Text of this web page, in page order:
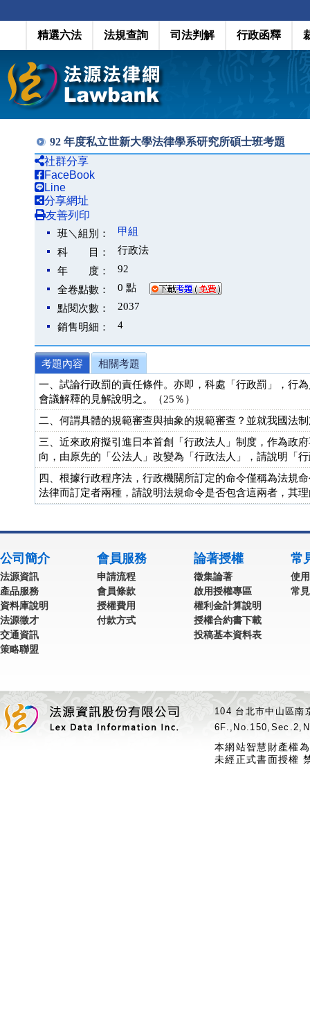
精選六法 法規查詢 司法判解 行政函釋
92 年度私立世新大學法律學系研究所碩士班考題
社群分享
FaceBook
Line
分享網址
友善列印
班＼組別：
甲組
科 目：
行政法
年 度：
92
全卷點數：
0 點
點閱次數：
2037
銷售明細：
4
考題內容
相關考題
一、試論行政罰的責任條件。亦即，科處「行政罰」，行
會議解釋的見解說明之。（25％）
二、何謂具體的規範審查與抽象的規範審查？並就我國法
三、近來政府擬引進日本首創「行政法人」制度，作為政
向，由原先的「公法人」改變為「行政法人」，請說明「
四、根據行政程序法，行政機關所訂定的命令僅稱為法規
法律而訂定者兩種，請說明法規命令是否包含這兩者，其
公司簡介
法源資訊
產品服務
資料庫說明
法源徵才
交通資訊
策略聯盟
會員服務
申請流程
會員條款
授權費用
付款方式
論著授權
徵集論著
啟用授權專區
權利金計算說明
授權合約書下載
投稿基本資料表
常
使
常
104 台北市中山區
本網站智慧財產權
未經正式書面授權